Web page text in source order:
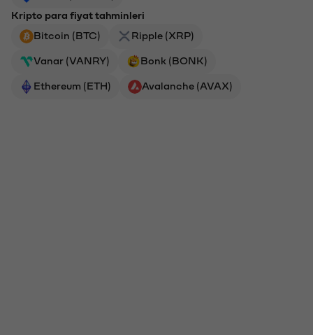
Kripto para fiyat tahminleri
Bitcoin (BTC)
Ripple (XRP)
Vanar (VANRY) Bonk (BONK)
Ethereum (ETH) Avalanche (AVAX)